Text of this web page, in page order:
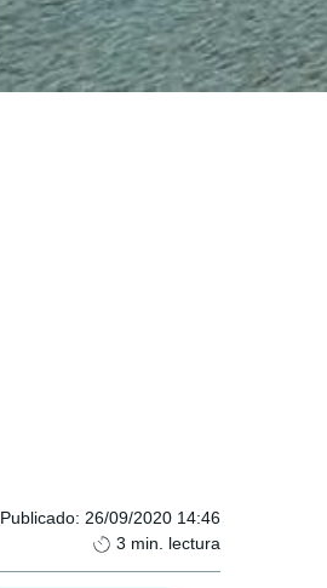
Publicado: 26/09/2020 14:46
3 min. lectura